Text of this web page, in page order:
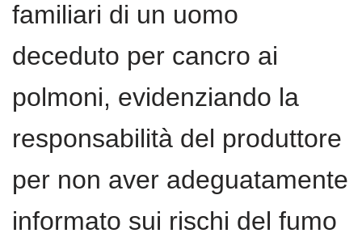
familiari di un uomo
deceduto per cancro ai
polmoni, evidenziando la
responsabilità del produttore
per non aver adeguatamente
informato sui rischi del fumo